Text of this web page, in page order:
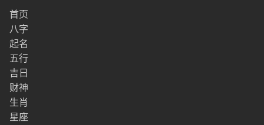
首页
八字
起名
五行
吉日
财神
生肖
星座